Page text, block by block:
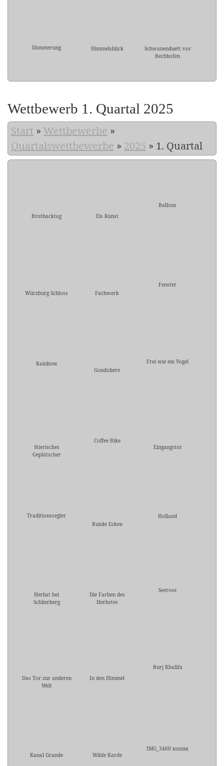
Dämmerung Himmelsblick
Schwanenduett vor
Bechhofen
Wettbewerb 1. Quartal 2025
Start » Wettbewerbe »
Quartalswettbewerbe » 2025 » 1. Quartal
Brotbacktag Eis Kunst
Ballons
Würzburg Schloss Fachwerk
Fenster
Rainbow
Gondoliere
Frei wie ein Vogel
Stierisches
Geplätscher
Coffee Bike
Eingangstor
Traditionssegler
Runde Ecken
Holland
Herbst bei
Schlierberg
Die Farben des
Herbstes
Seerose
Das Tor zur anderen
Welt
In den Himmel
Burj Khalifa
Kanal Grande Wilde Karde
IMG_3460 копия